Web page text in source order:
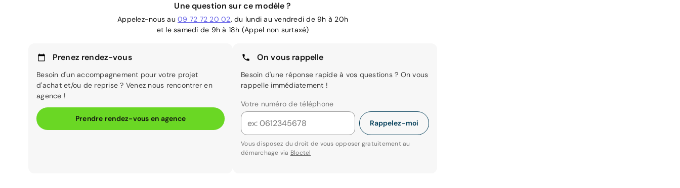
Une question sur ce modèle ?
Appelez-nous au 09 72 72 20 02, du lundi au vendredi de 9h à 20h
et le samedi de 9h à 18h (Appel non surtaxé)
Prenez rendez-vous
Besoin d'un accompagnement pour votre projet
d'achat et/ou de reprise ? Venez nous rencontrer en
agence !
Prendre rendez-vous en agence
On vous rappelle
Besoin d'une réponse rapide à vos questions ? On vous
rappelle immédiatement !
Votre numéro de téléphone
Rappelez-moi
Vous disposez du droit de vous opposer gratuitement au
démarchage via Bloctel